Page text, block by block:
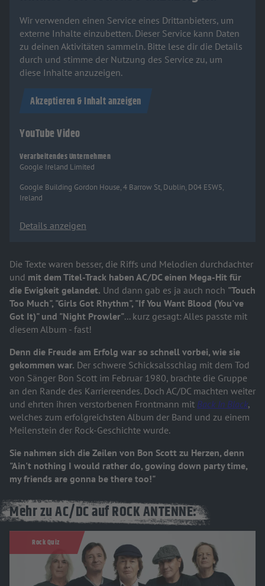
Wir verwenden einen Service eines Drittanbieters, um
externe Inhalte einzubetten. Dieser Service kann Daten
zu deinen Aktivitäten sammeln. Bitte lese dir die Details
durch und stimme der Nutzung des Service zu, um
diese Inhalte anzuzeigen.
Akzeptieren & Inhalt anzeigen
YouTube Video
Verarbeitendes Unternehmen
Google Ireland Limited
Google Building Gordon House, 4 Barrow St, Dublin, D04 E5W5,
Ireland
Details anzeigen
Die Texte waren besser, die Riffs und Melodien durchdachter
und mit dem Titel-Track haben AC/DC einen Mega-Hit für
die Ewigkeit gelandet. Und dann gab es ja auch noch "Touch
Too Much", "Girls Got Rhythm", "If You Want Blood (You've
Got It)" und "Night Prowler"... kurz gesagt: Alles passte mit
diesem Album - fast!
Denn die Freude am Erfolg war so schnell vorbei, wie sie
gekommen war. Der schwere Schicksalsschlag mit dem Tod
von Sänger Bon Scott im Februar 1980, brachte die Gruppe
an den Rande des Karriereendes. Doch AC/DC machten weiter
und ehrten ihren verstorbenen Frontmann mit Back In Black,
welches zum erfolgreichsten Album der Band und zu einem
Meilenstein der Rock-Geschichte wurde.
Sie nahmen sich die Zeilen von Bon Scott zu Herzen, denn
"Ain't nothing I would rather do, gowing down party time,
my friends are gonna be there too!"
Mehr zu AC/DC auf ROCK ANTENNE:
Rock Quiz